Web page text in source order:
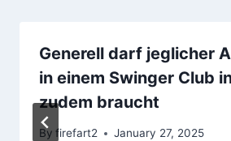
Generell darf jeglicher
in einem Swinger Club
zudem braucht
By firefart2 January 27, 2025